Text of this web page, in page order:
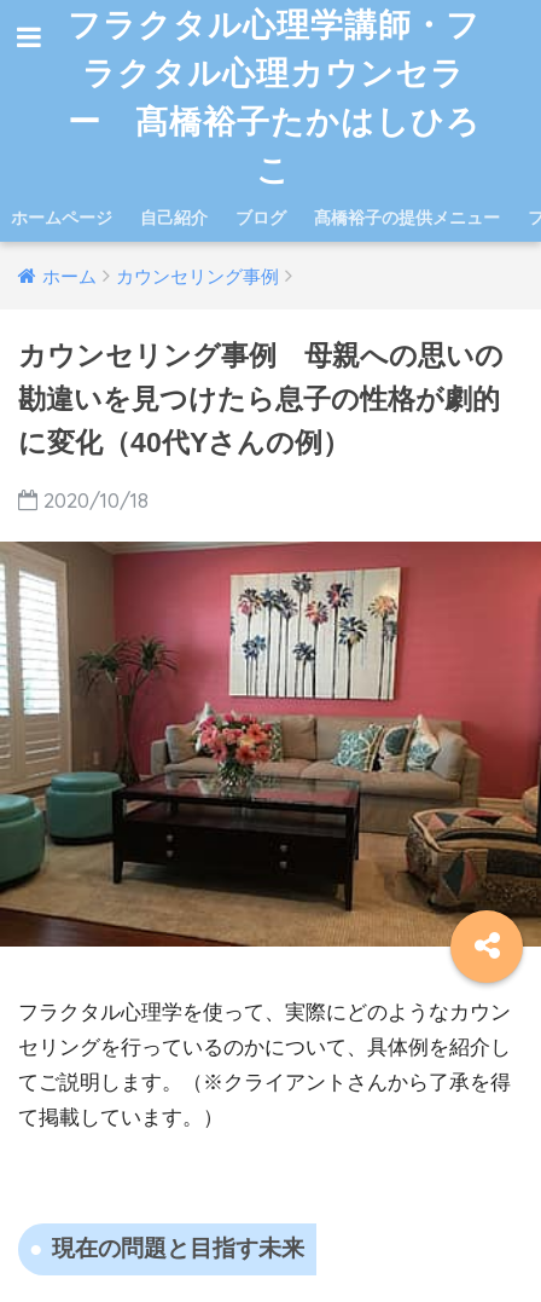
フラクタル心理学講師・フ
ラクタル心理カウンセラ
ー 髙橋裕子たかはしひろ
こ
ホームページ 自己紹介 ブログ 髙橋裕子の提供メニュー
ホーム カウンセリング事例
カウンセリング事例 母親への思いの
勘違いを見つけたら息子の性格が劇的
に変化（40代Yさんの例）
2020/10/18
フラクタル心理学を使って、実際にどのようなカウン
セリングを行っているのかについて、具体例を紹介し
てご説明します。（※クライアントさんから了承を得
て掲載しています。）
現在の問題と目指す未来